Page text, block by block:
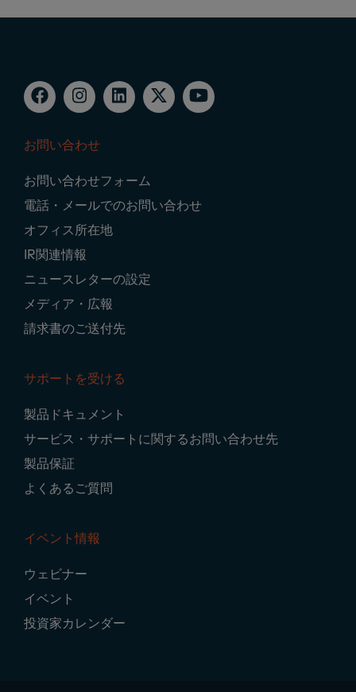
Navigation
お問い合わせ
お問い合わせフォーム
電話・メールでのお問い合わせ
オフィス所在地
IR関連情報
ニュースレターの設定
メディア・広報
請求書のご送付先
サポートを受ける
製品ドキュメント
サービス・サポートに関するお問い合わせ先
製品保証
よくあるご質問
イベント情報
ウェビナー
イベント
投資家カレンダー